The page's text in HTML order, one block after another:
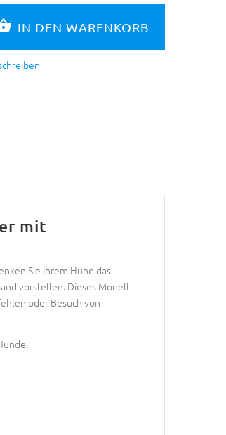
mit
Sie Ihrem Hund das
vorstellen. Dieses Modell
oder Besuch von